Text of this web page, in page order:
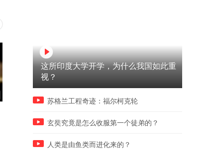
到了
这所印度大学开学，为什么我国如此重
视？
苏格兰工程奇迹：福尔柯克轮
玄奘究竟是怎么收服第一个徒弟的？
人类是由鱼类而进化来的？